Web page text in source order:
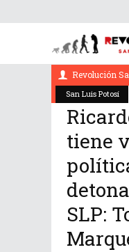
San Luis Potosí
enero 27,
Revolución
tiene
SLP: